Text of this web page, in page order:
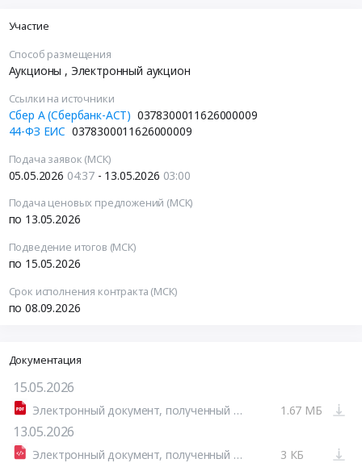
Участие
Способ размещения
Аукционы , Электронный аукцион
Ссылки на источники
Сбер А (Сбербанк-АСТ) 0378300011626000009
44-ФЗ ЕИС 0378300011626000009
Подача заявок (МСК)
05.05.2026 04:37- 13.05.2026 03:00
Подача ценовых предложений (МСК)
по 13.05.2026
Подведение итогов (МСК)
по 15.05.2026
Срок исполнения контракта (МСК)
по 08.09.2026
Документация
15.05.2026
Электронный документ, полученный из внешней системы 1.67 МБ
13.05.2026
Электронный документ, полученный из внешней системы 3 КБ